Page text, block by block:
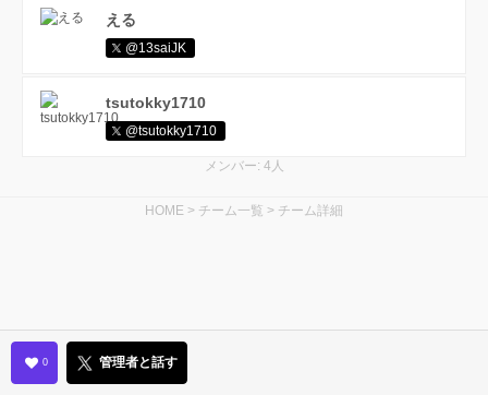
える
@13saiJK
tsutokky1710
@tsutokky1710
メンバー: 4人
HOME > チーム一覧 > チーム詳細
0 管理者と話す